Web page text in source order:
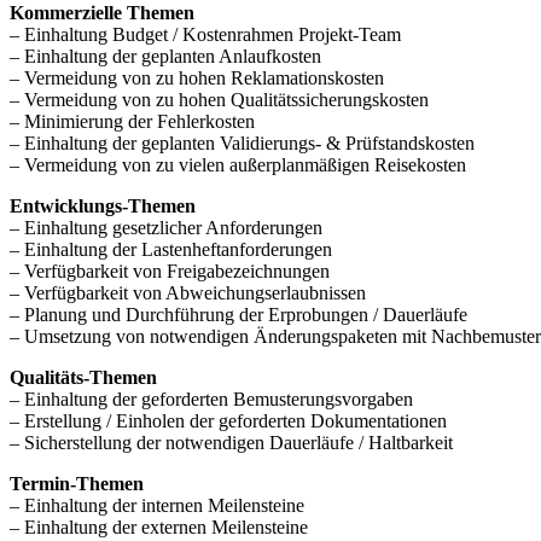
Kommerzielle Themen
– Einhaltung Budget / Kostenrahmen Projekt-Team
– Einhaltung der geplanten Anlaufkosten
– Vermeidung von zu hohen Reklamationskosten
– Vermeidung von zu hohen Qualitätssicherungskosten
– Minimierung der Fehlerkosten
– Einhaltung der geplanten Validierungs- & Prüfstandskosten
– Vermeidung von zu vielen außerplanmäßigen Reisekosten
Entwicklungs-Themen
– Einhaltung gesetzlicher Anforderungen
– Einhaltung der Lastenheftanforderungen
– Verfügbarkeit von Freigabezeichnungen
– Verfügbarkeit von Abweichungserlaubnissen
– Planung und Durchführung der Erprobungen / Dauerläufe
– Umsetzung von notwendigen Änderungspaketen mit
Qualitäts-Themen
– Einhaltung der geforderten Bemusterungsvorgaben
– Erstellung / Einholen der geforderten Dokumentationen
– Sicherstellung der notwendigen Dauerläufe / Haltbarkeit
Termin-Themen
– Einhaltung der internen Meilensteine
– Einhaltung der externen Meilensteine